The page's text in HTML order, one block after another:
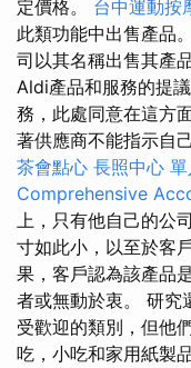
定價格。 台中運動按
此類功能中出售產品。
司以其名稱出售其產
Aldi產品和服務的提
務，此處同意在這方
著供應商不能指示自
茶會點心 長照中心
Comprehensive
上，只有他自己的公
寸如此小，以至於客
果，客戶認為該產品
者或無動於衷。 研究
受歡迎的類別，但他
吃，小吃和家用紙製